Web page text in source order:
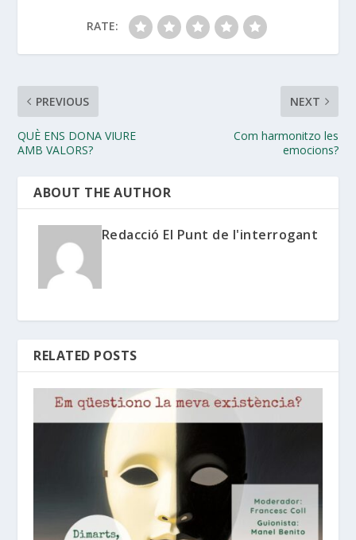
RATE:
PREVIOUS
QUÈ ENS DONA VIURE
AMB VALORS?
NEXT
Com harmonitzo les
emocions?
ABOUT THE AUTHOR
Redacció El Punt de l'interrogant
RELATED POSTS